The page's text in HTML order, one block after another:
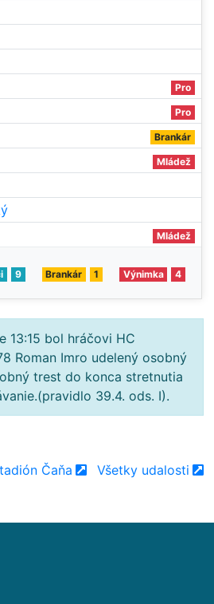
Pro
Pro
Brankár
Mládež
Mládež
9 Brankár 1 Výnimka 4
13:15 bol hráčovi HC
Roman Imro udelený osobný
trest do konca stretnutia
39.4. ods. I).
Čaňa Všetky udalosti